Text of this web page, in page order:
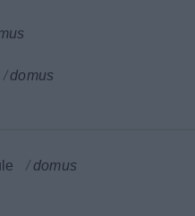
domus
domus